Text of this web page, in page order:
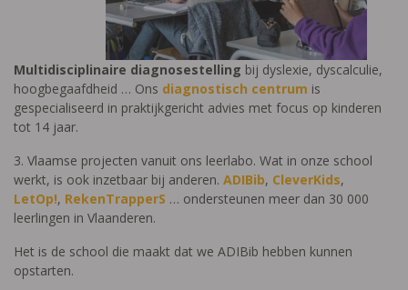
Multidisciplinaire diagnosestelling bij dyslexie, dyscalculie,
hoogbegaafdheid … Ons diagnostisch centrum is
gespecialiseerd in praktijkgericht advies met focus op kinderen
tot 14 jaar.
3. Vlaamse projecten vanuit ons leerlabo. Wat in onze school
werkt, is ook inzetbaar bij anderen. ADIBib, CleverKids,
LetOp!, RekenTrapperS … ondersteunen meer dan 30 000
leerlingen in Vlaanderen.
Het is de school die maakt dat we ADIBib hebben kunnen
opstarten.